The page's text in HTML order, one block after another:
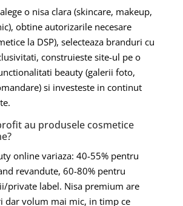
o nisa clara (skincare, makeup,
obtine autorizarile necesare
la DSP), selecteaza branduri cu
construieste site-ul pe o
beauty (galerii foto,
si investeste in continut
au produsele cosmetice
online variaza: 40-55% pentru
revandute, 60-80% pentru
private label. Nisa premium are
dar volum mai mic, in timp ce